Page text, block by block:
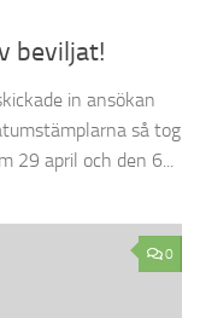
beviljat!
in ansökan
så tog
april och den 6...
0